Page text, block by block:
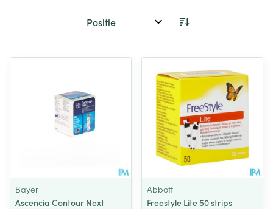
Sorteer op:
Bayer
Ascencia Contour Next
Abbott
Freestyle Lite 50 strips